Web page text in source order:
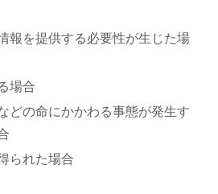
報を提供する必要性が生じた場
場合
どの命にかかわる事態が発生す
られた場合